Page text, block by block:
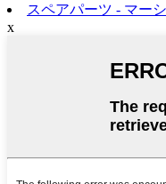
スペアパーツ - マー
x